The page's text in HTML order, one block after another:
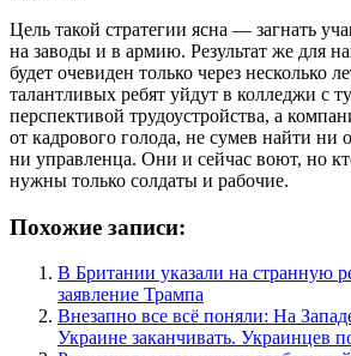
Цель такой стратегии ясна — загнать
на заводы и в армию. Результат же для
будет очевиден только через несколько
талантливых ребят уйдут в колледжи с
перспективой трудоустройства, а
от кадрового голода, не сумев найти ни
ни управленца. Они и сейчас воют, но
нужны только солдаты и рабочие.
Похожие записи:
В Британии указали на странную
заявление Трампа
Внезапно все всё поняли: На
Украине заканчивать. Украинцев